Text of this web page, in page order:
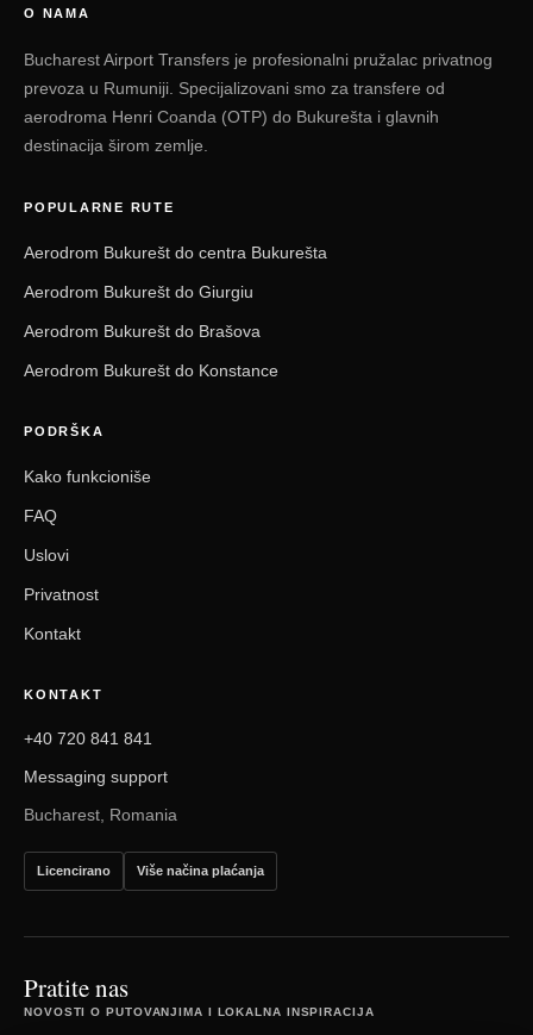
O NAMA
Bucharest Airport Transfers je profesionalni pružalac privatnog
prevoza u Rumuniji. Specijalizovani smo za transfere od
aerodroma Henri Coanda (OTP) do Bukurešta i glavnih
destinacija širom zemlje.
POPULARNE RUTE
Aerodrom Bukurešt do centra Bukurešta
Aerodrom Bukurešt do Giurgiu
Aerodrom Bukurešt do Brašova
Aerodrom Bukurešt do Konstance
PODRŠKA
Kako funkcioniše
FAQ
Uslovi
Privatnost
Kontakt
KONTAKT
+40 720 841 841
Messaging support
Bucharest, Romania
Licencirano Više načina plaćanja
Pratite nas
NOVOSTI O PUTOVANJIMA I LOKALNA INSPIRACIJA